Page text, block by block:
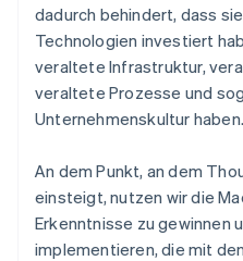
dadurch behindert, dass
Technologien investiert
veraltete Infrastruktur,
veraltete Prozesse und
Unternehmenskultur haben.
An dem Punkt, an dem
einsteigt, nutzen wir die
Erkenntnisse zu gewinnen
implementieren, die mit